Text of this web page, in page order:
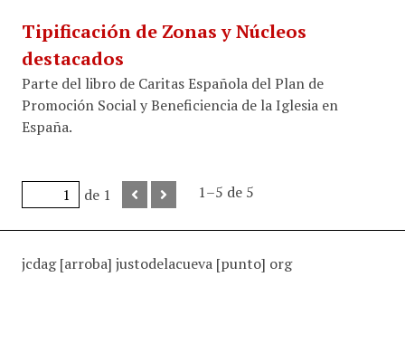
Tipificación de Zonas y Núcleos
destacados
Parte del libro de Caritas Española del Plan de
Promoción Social y Beneficiencia de la Iglesia en
España.
de 1 1–5 de 5
jcdag [arroba] justodelacueva [punto] org